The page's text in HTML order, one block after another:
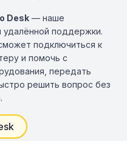
Desk — наше
поддержки.
подключиться к
и помочь с
передать
решить вопрос без